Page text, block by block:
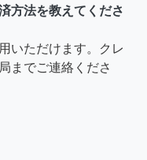
方法を教えてくださ
いただけます。クレ
までご連絡くださ